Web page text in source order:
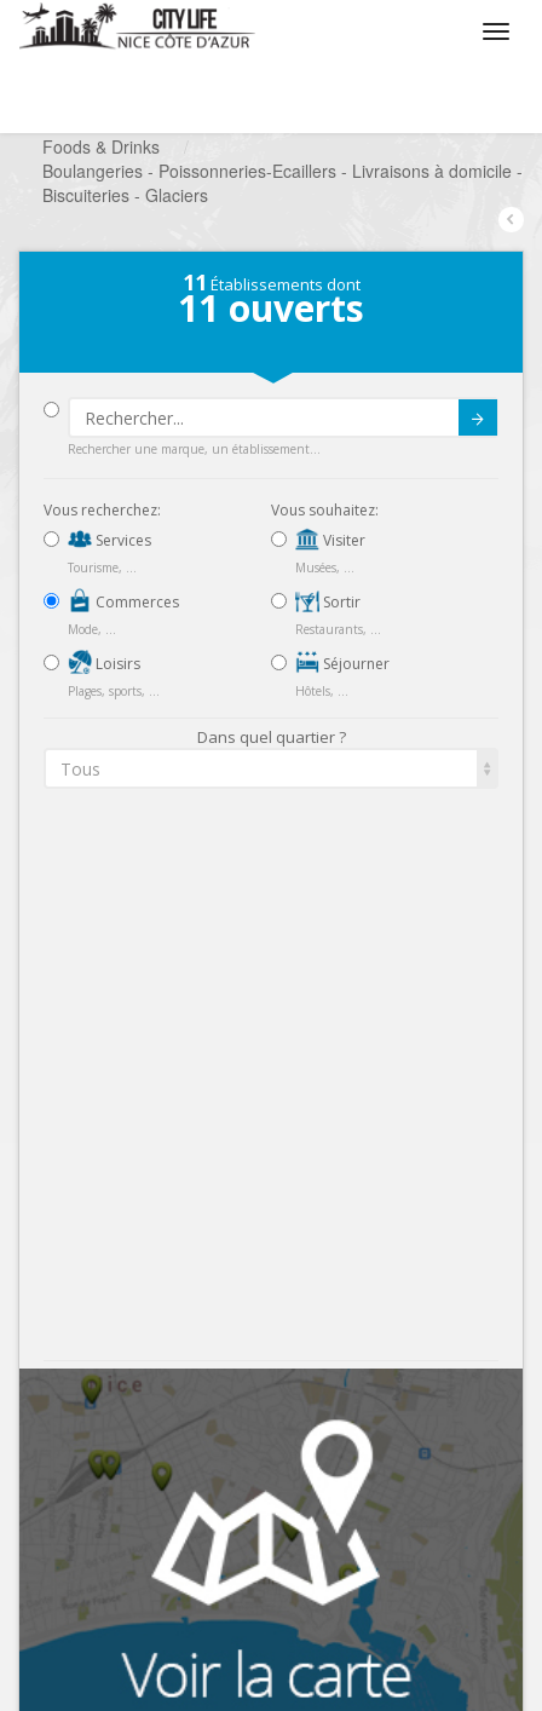
Foods & Drinks
/
Boulangeries - Poissonneries-Ecaillers - Livraisons à domicile -
Biscuiteries - Glaciers
11 Établissements dont
11 ouverts
Rechercher une marque, un établissement...
Vous recherchez:
Services
Tourisme, ...
Commerces
Mode, ...
Loisirs
Plages, sports, ...
Vous souhaitez:
Visiter
Musées, ...
Sortir
Restaurants, ...
Séjourner
Hôtels, ...
Dans quel quartier ?
Tous